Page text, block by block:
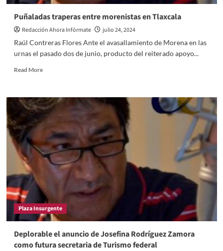
Puñaladas traperas entre morenistas en Tlaxcala
Redacción Ahora Infórmate
julio 24, 2024
Raúl Contreras Flores Ante el avasallamiento de Morena en las
urnas el pasado dos de junio, producto del reiterado apoyo...
Read MoreRead
Puñaladas
traperas
entre
morenistas
Tlaxcala
Plaza Insurgente
Deplorable el anuncio de Josefina Rodríguez Zamora
como futura secretaria de Turismo federal